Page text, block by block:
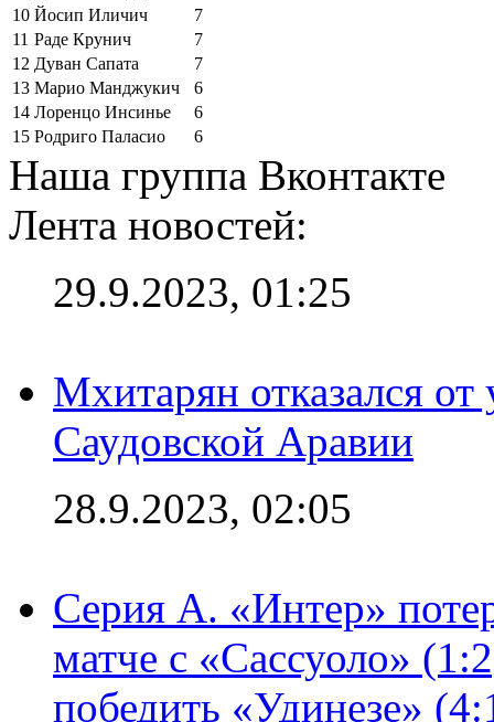
10 Йосип Иличич
7
11 Раде Крунич
7
12 Дуван Сапата
7
13 Марио Манджукич
6
14 Лоренцо Инсинье
6
15 Родриго Паласио 6
Наша группа Вконтакте
Лента новостей:
29.9.2023, 01:25
Мхитарян отказался от
Саудовской Аравии
28.9.2023, 02:05
Серия А. «Интер»
матче с «Сассуоло»
победить «Удинезе»